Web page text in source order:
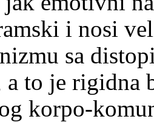
i nosi
sa
a to je rigidna
korpo-